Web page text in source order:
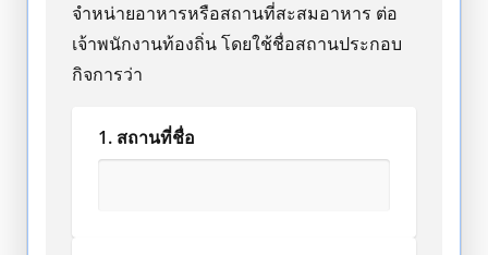
จำหน่ายอาหารหรือสถานที่สะสมอาหาร ต่อ
เจ้าพนักงานท้องถิ่น โดยใช้ชื่อสถานประกอบ
กิจการว่า
1. สถานที่ชื่อ